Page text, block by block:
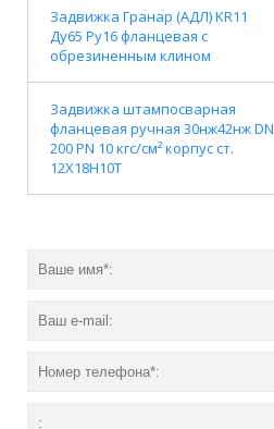
Задвижка Гранар (АДЛ) KR11
Ду65 Ру16 фланцевая с
обрезиненным клином
Задвижка штампосварная
фланцевая ручная 30нж42нж DN
200 PN 10 кгс/см² корпус ст.
12Х18Н10Т